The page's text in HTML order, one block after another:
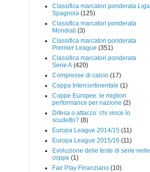
Classifica marcatori ponderata Liga
Spagnola (125)
Classifica marcatori ponderata
Mondiali (3)
Classifica marcatori ponderata
Premier League (351)
Classifica marcatori ponderata
Serie A (420)
Compresse di calcio (17)
Coppa Intercontinentale (1)
Coppe Europee: le migliori
performance per nazione (2)
Difesa o attacco: chi vince lo
scudetto? (8)
Europa League 2014/15 (11)
Europa League 2015/16 (11)
Evoluzione delle teste di serie nelle
coppe (1)
Fair Play Finanziario (10)